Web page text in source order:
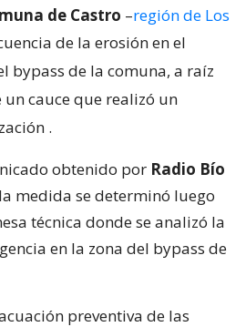
de Castro –región de Los
de la erosión en el
bypass de la comuna, a raíz
cauce que realizó un
.
obtenido por Radio Bío
medida se determinó luego
técnica donde se analizó la
en la zona del bypass de
preventiva de las